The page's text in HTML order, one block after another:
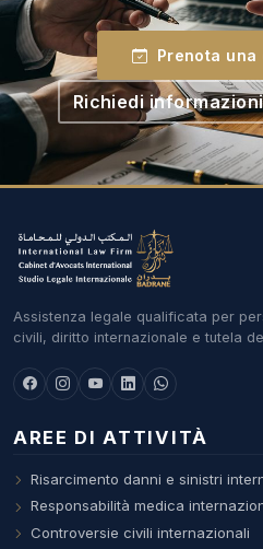
Prenota
Richiedi informazioni
Assistenza legale qualificata per
civili, diritto internazionale e tutela
AREE DI ATTIVITÀ
Risarcimento danni e sinistri
Responsabilità medica
Controversie civili internazionali